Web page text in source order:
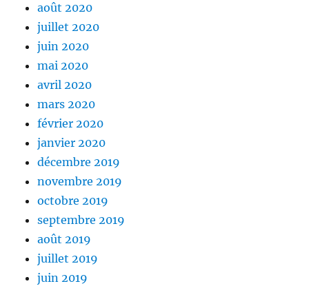
août 2020
juillet 2020
juin 2020
mai 2020
avril 2020
mars 2020
février 2020
janvier 2020
décembre 2019
novembre 2019
octobre 2019
septembre 2019
août 2019
juillet 2019
juin 2019